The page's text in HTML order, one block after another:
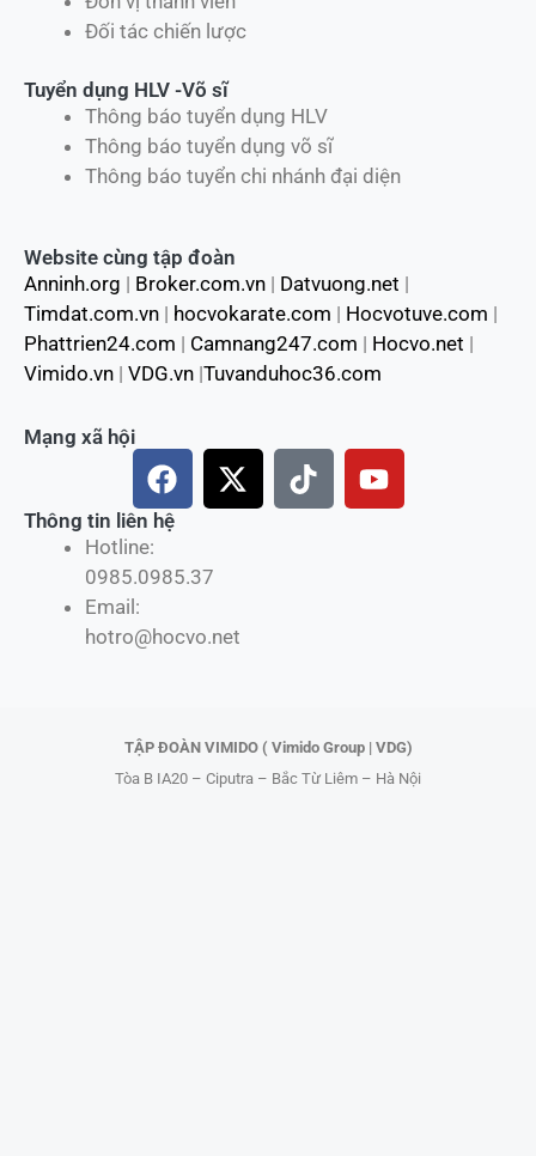
Đối tác chiến lược
Tuyển dụng HLV -Võ sĩ
Thông báo tuyển dụng HLV
Thông báo tuyển dụng võ sĩ
Thông báo tuyển chi nhánh đại diện
Website cùng tập đoàn
Anninh.org | Broker.com.vn | Datvuong.net |
Timdat.com.vn | hocvokarate.com | Hocvotuve.com |
Phattrien24.com | Camnang247.com | Hocvo.net |
Vimido.vn | VDG.vn |Tuvanduhoc36.com
Hotline:
0985.0985.37
Email:
hotro@hocvo.net
Mạng xã hội
F
a
c
b
o
X
-
t
T
i
Y
o
Thông tin liên hệ
TẬP ĐOÀN VIMIDO ( Vimido Group | VDG)
Tòa B IA20 – Ciputra – Bắc Từ Liêm – Hà Nội